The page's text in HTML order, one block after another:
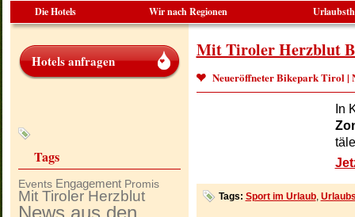
Die Hotels Wir nach Regionen
Hotels anfragen
Tags
Events Engagement Promis
Mit Tiroler Herzblut
News aus den
Mit Tiroler Herzblut
Neueröffneter Bikepark Tirol |
In
Tags: Sport im Urlaub,